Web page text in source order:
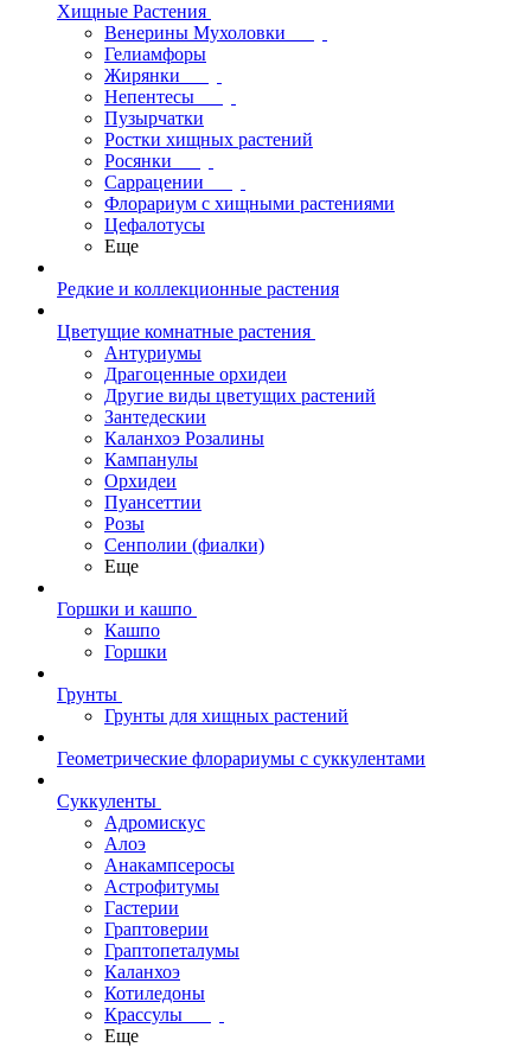
Хищные Растения
Венерины Мухоловки
Гелиамфоры
Жирянки
Непентесы
Пузырчатки
Ростки хищных растений
Росянки
Саррацении
Флорариум с хищными растениями
Цефалотусы
Еще
Редкие и коллекционные растения
Цветущие комнатные растения
Антуриумы
Драгоценные орхидеи
Другие виды цветущих растений
Зантедескии
Каланхоэ Розалины
Кампанулы
Орхидеи
Пуансеттии
Розы
Сенполии (фиалки)
Еще
Горшки и кашпо
Кашпо
Горшки
Грунты
Грунты для хищных растений
Геометрические флорариумы с суккулентами
Суккуленты
Адромискус
Алоэ
Анакампсеросы
Астрофитумы
Гастерии
Граптоверии
Граптопеталумы
Каланхоэ
Котиледоны
Крассулы
Еще